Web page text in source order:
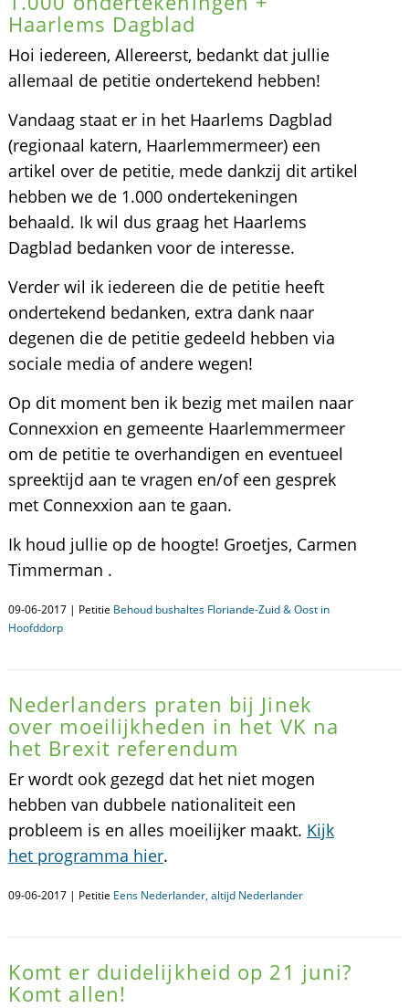
Haarlems Dagblad
Hoi iedereen, Allereerst, bedankt dat jullie
allemaal de petitie ondertekend hebben!
Vandaag staat er in het Haarlems Dagblad
(regionaal katern, Haarlemmermeer) een
artikel over de petitie, mede dankzij dit artikel
hebben we de 1.000 ondertekeningen
behaald. Ik wil dus graag het Haarlems
Dagblad bedanken voor de interesse.
Verder wil ik iedereen die de petitie heeft
ondertekend bedanken, extra dank naar
degenen die de petitie gedeeld hebben via
sociale media of andere wegen!
Op dit moment ben ik bezig met mailen naar
Connexxion en gemeente Haarlemmermeer
om de petitie te overhandigen en eventueel
spreektijd aan te vragen en/of een gesprek
met Connexxion aan te gaan.
Ik houd jullie op de hoogte! Groetjes, Carmen
Timmerman .
09-06-2017 | Petitie Behoud bushaltes Floriande-Zuid & Oost in
Hoofddorp
Nederlanders praten bij Jinek
over moeilijkheden in het VK na
het Brexit referendum
Er wordt ook gezegd dat het niet mogen
hebben van dubbele nationaliteit een
probleem is en alles moeilijker maakt. Kijk
het programma hier.
09-06-2017 | Petitie Eens Nederlander, altijd Nederlander
Komt er duidelijkheid op 21 juni?
Komt allen!